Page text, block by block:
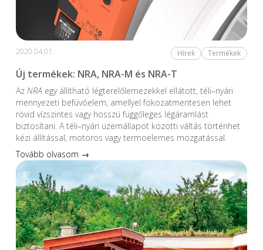
2020.04.01. Hírek Termékek
Új termékek: NRA, NRA-M és NRA-T
Az NRA egy állítható légterelőlemezekkel ellátott, téli–nyári
mennyezeti befúvóelem, amellyel fokozatmentesen lehet
rövid vízszintes vagy hosszú függőleges légáramlást
biztosítani. A téli–nyári üzemállapot közötti váltás történhet
kézi állítással, motoros vagy termoelemes mozgatással.
Tovább olvasom →